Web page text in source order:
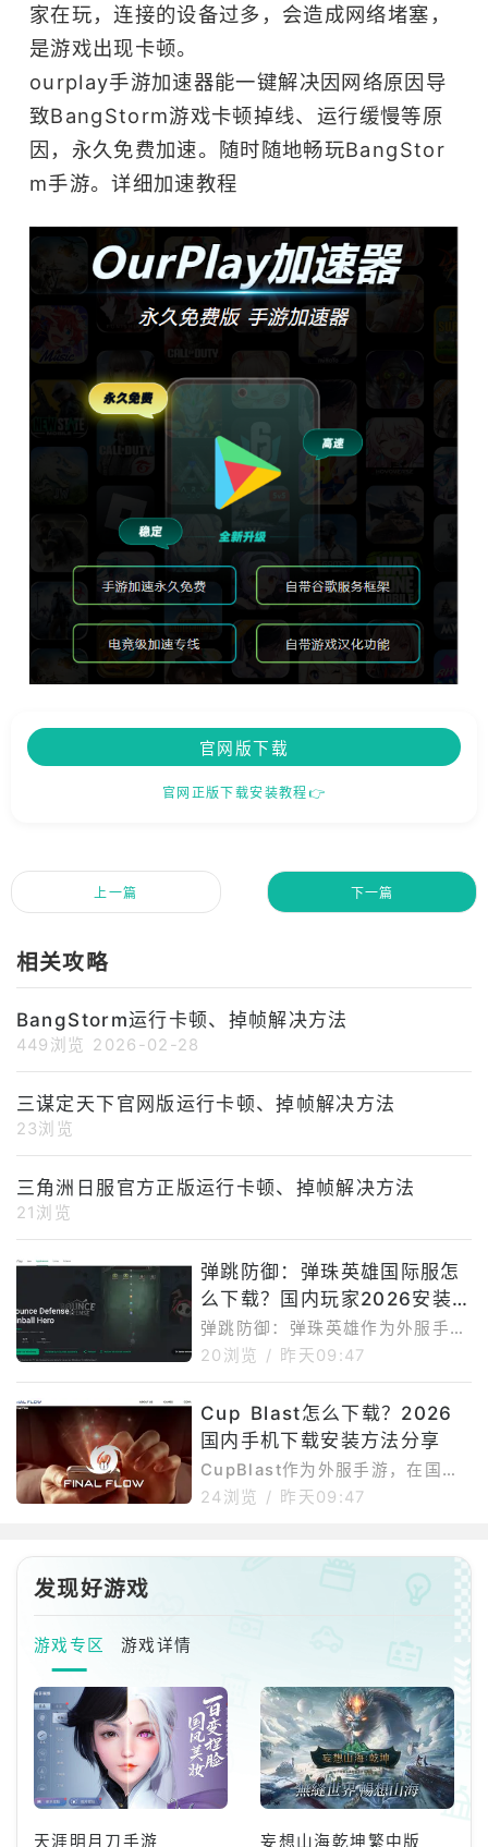
家在玩，连接的设备过多，会造成网络堵塞，
是游戏出现卡顿。
ourplay手游加速器能一键解决因网络原因导
致BangStorm游戏卡顿掉线、运行缓慢等原
因，永久免费加速。随时随地畅玩BangStor
m手游。详细加速教程
官网版下载
官网正版下载安装教程👉
上一篇 下一篇
相关攻略
BangStorm运行卡顿、掉帧解决方法
449浏览 2026-02-28
三谋定天下官网版运行卡顿、掉帧解决方法
23浏览
三角洲日服官方正版运行卡顿、掉帧解决方法
21浏览
弹跳防御：弹珠英雄国际服怎
么下载？国内玩家2026安装
方法一览
弹跳防御：弹珠英雄作为外服手
游，在国内下载安装存在一定难
访问不够稳定，容易出现加载慢、
下载中断或连接失败。其次是谷歌
环境依赖，部分安卓手机如果缺少
GooglePlay服务，可能无法正常
下载、更新或启动游戏。再者，这
区限制，部分用户可能遇到商店搜
不到游戏、提示设备不兼容或安装
后闪退等情况。如果选择APK手动
20浏览 / 昨天09:47
Cup Blast怎么下载？2026
国内手机下载安装方法分享
CupBlast作为外服手游，在国内
下载安装存在一定难度。首先是网
定，容易出现加载慢、下载中断或
连接失败。其次是谷歌环境依赖，
部分安卓手机如果缺少GooglePla
y服务，可能无法正常下载、更新
或启动游戏。再者，这类外服休闲
消除游戏还可能存在地区限制，部
分用户可能遇到商店搜不到游戏、
提示设备不兼容或安装后闪退等情
况。如果选择APK手动安装，
24浏览 / 昨天09:47
发现好游戏
游戏专区 游戏详情
天涯明月刀手游 妄想山海乾坤繁中版